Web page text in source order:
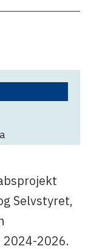
på
Selvstyret,
2026.